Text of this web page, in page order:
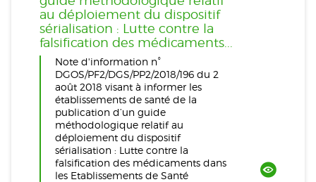
au déploiement du dispositif
sérialisation : Lutte contre la
falsification des médicaments...
Note d'information n°
DGOS/PF2/DGS/PP2/2018/196 du 2
août 2018 visant à informer les
établissements de santé de la
publication d’un guide
méthodologique relatif au
déploiement du dispositif
sérialisation : Lutte contre la
falsification des médicaments dans
les Etablissements de Santé